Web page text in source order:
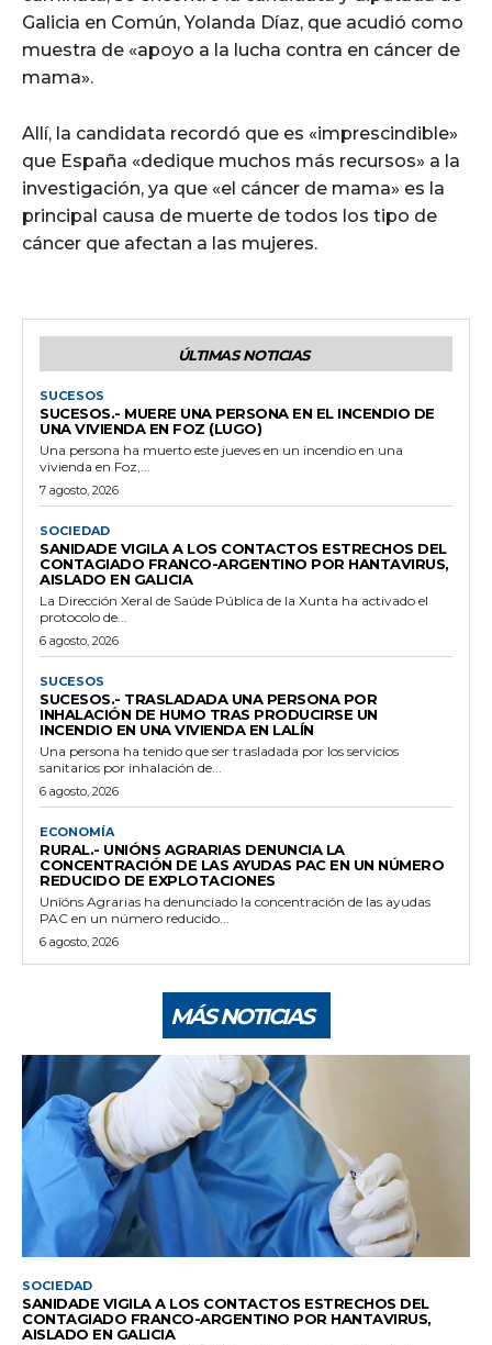
Galicia en Común, Yolanda Díaz, que acudió como
muestra de «apoyo a la lucha contra en cáncer de
mama».
Allí, la candidata recordó que es «imprescindible»
que España «dedique muchos más recursos» a la
investigación, ya que «el cáncer de mama» es la
principal causa de muerte de todos los tipo de
cáncer que afectan a las mujeres.
ÚLTIMAS NOTICIAS
SUCESOS
SUCESOS.- MUERE UNA PERSONA EN EL INCENDIO DE
UNA VIVIENDA EN FOZ (LUGO)
Una persona ha muerto este jueves en un incendio en una
vivienda en Foz,...
7 agosto, 2026
SOCIEDAD
SANIDADE VIGILA A LOS CONTACTOS ESTRECHOS DEL
CONTAGIADO FRANCO-ARGENTINO POR HANTAVIRUS,
AISLADO EN GALICIA
La Dirección Xeral de Saúde Pública de la Xunta ha activado el
protocolo de...
6 agosto, 2026
SUCESOS
SUCESOS.- TRASLADADA UNA PERSONA POR
INHALACIÓN DE HUMO TRAS PRODUCIRSE UN
INCENDIO EN UNA VIVIENDA EN LALÍN
Una persona ha tenido que ser trasladada por los servicios
sanitarios por inhalación de...
6 agosto, 2026
ECONOMÍA
RURAL.- UNIÓNS AGRARIAS DENUNCIA LA
CONCENTRACIÓN DE LAS AYUDAS PAC EN UN NÚMERO
REDUCIDO DE EXPLOTACIONES
Unións Agrarias ha denunciado la concentración de las ayudas
PAC en un número reducido...
6 agosto, 2026
MÁS NOTICIAS
SOCIEDAD
SANIDADE VIGILA A LOS CONTACTOS ESTRECHOS DEL
CONTAGIADO FRANCO-ARGENTINO POR HANTAVIRUS,
AISLADO EN GALICIA